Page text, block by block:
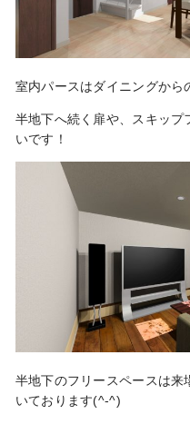
室内パースはダイニングから
半地下へ続く扉や、スキップ
いです！
半地下のフリースペースは
いております(^-^)